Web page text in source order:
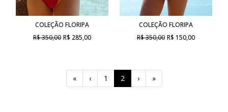
COLEÇÃO FLORIPA
R$ 350,00 R$ 285,00
COLEÇÃO FLORIPA
R$ 350,00 R$ 150,00
« ‹ 1 2(current)
› »